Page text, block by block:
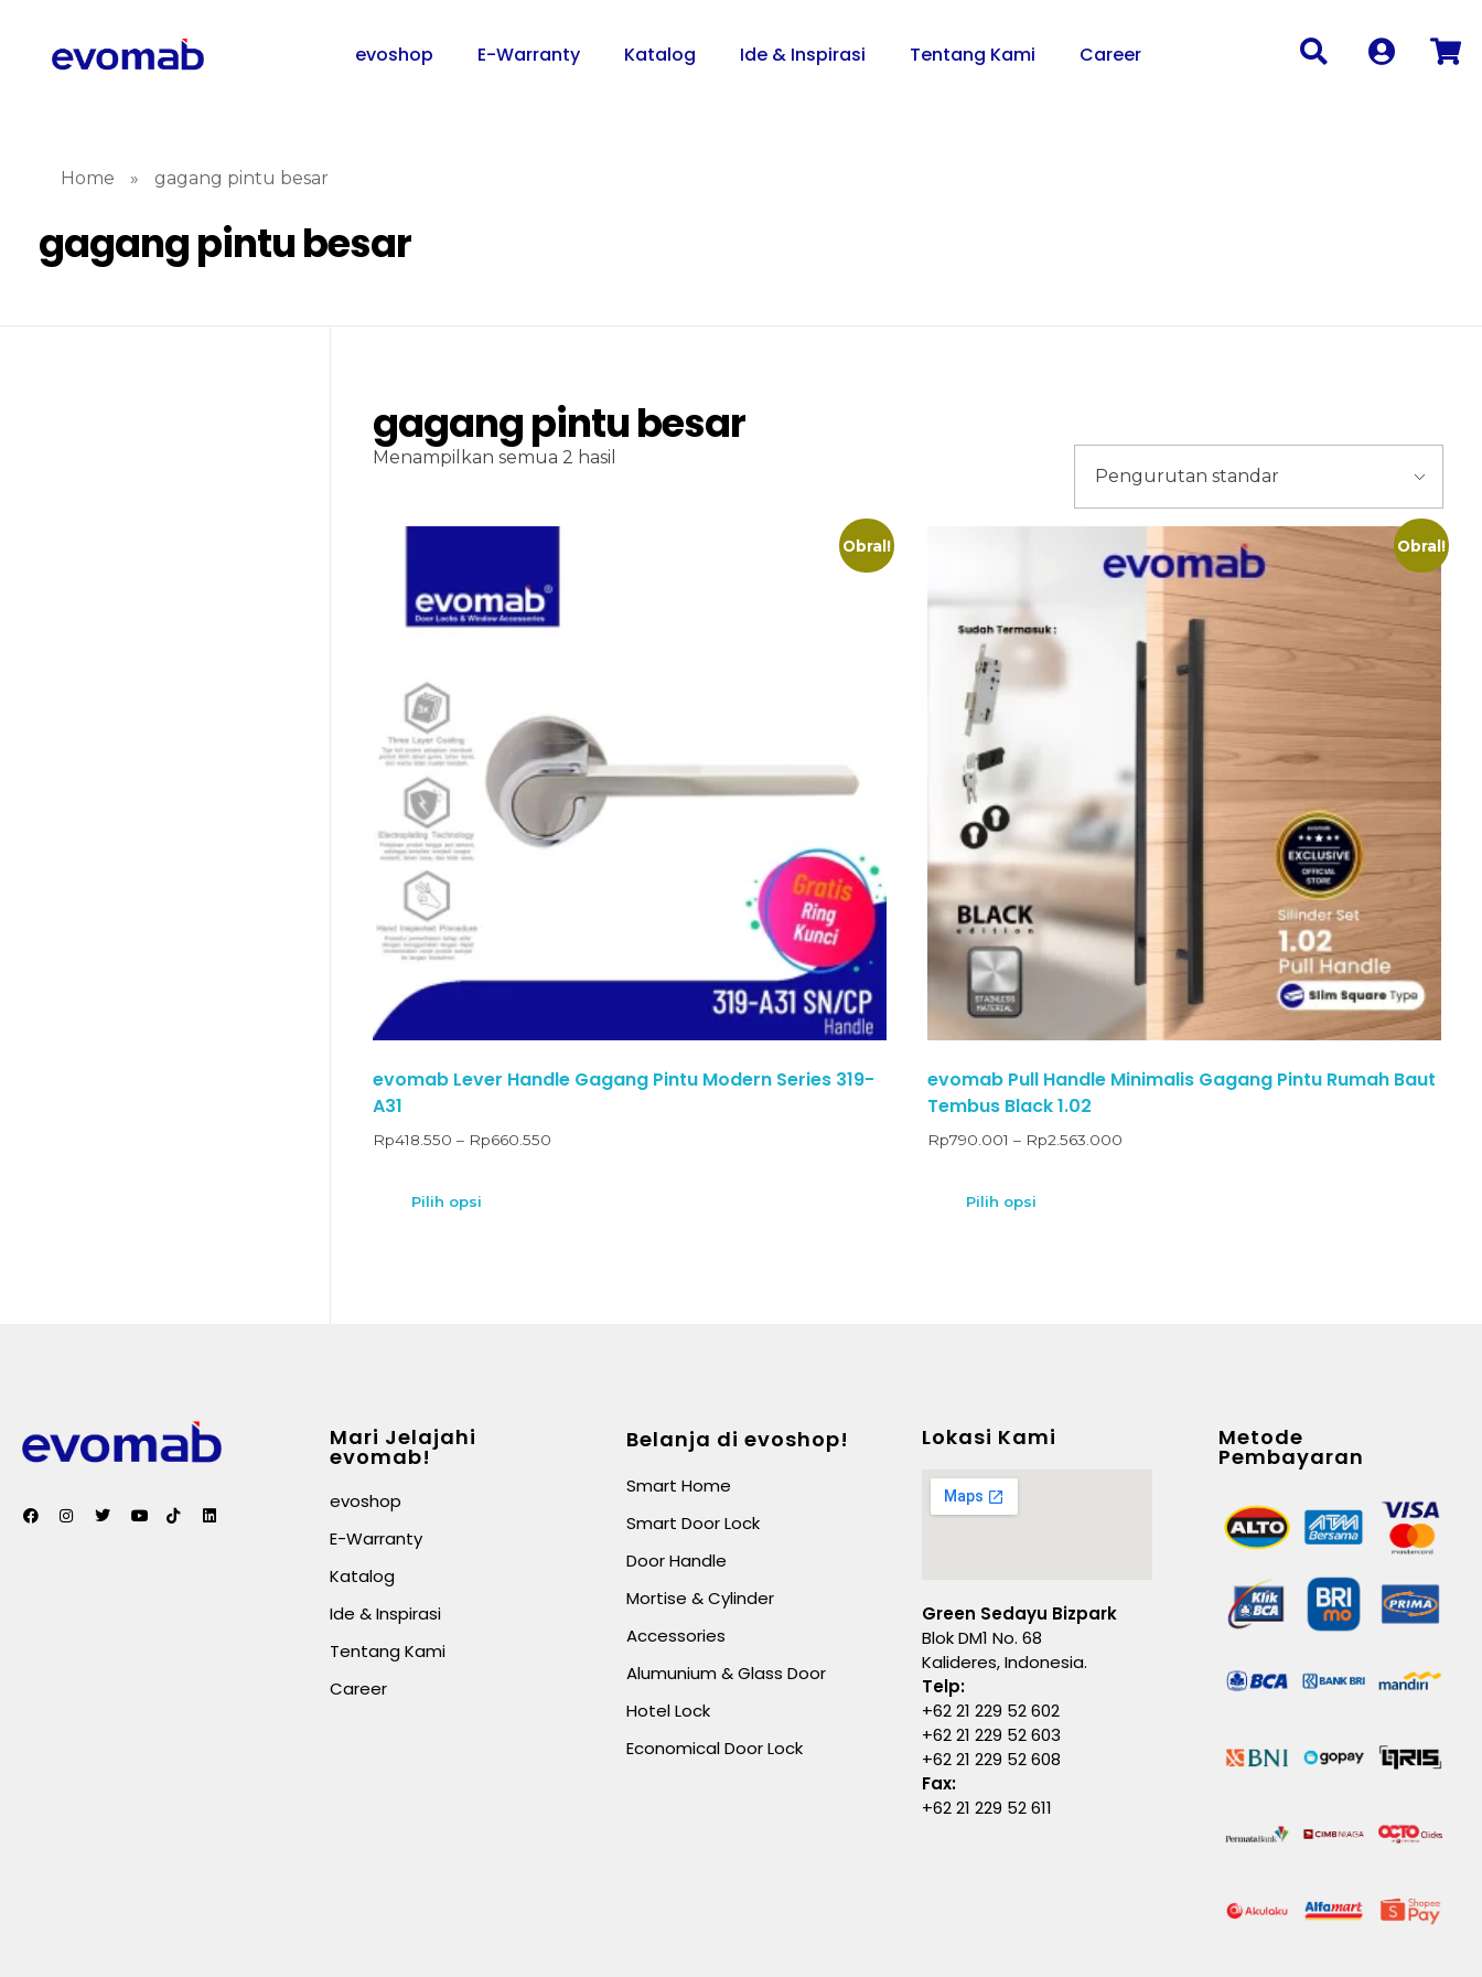
evoshop E-Warranty Katalog Ide & Inspirasi Tentang Kami Career
Home » gagang pintu besar
gagang pintu besar
gagang pintu besar
Menampilkan semua 2 hasil
Obral!
evomab Lever Handle Gagang Pintu Modern Series 319-
A31
Rp418.550 – Rp660.550
Pilih opsi
Obral!
evomab Pull Handle Minimalis Gagang Pintu Rumah Baut
Tembus Black 1.02
Rp790.001 – Rp2.563.000
Pilih opsi
Mari Jelajahi
evomab!
evoshop
E-Warranty
Katalog
Ide & Inspirasi
Tentang Kami
Career
Belanja di evoshop!
Smart Home
Smart Door Lock
Door Handle
Mortise & Cylinder
Accessories
Alumunium & Glass Door
Hotel Lock
Economical Door Lock
Lokasi Kami
Green Sedayu Bizpark
Blok DM1 No. 68
Kalideres, Indonesia.
Telp:
+62 21 229 52 602
+62 21 229 52 603
+62 21 229 52 608
Fax:
+62 21 229 52 611
Metode
Pembayaran